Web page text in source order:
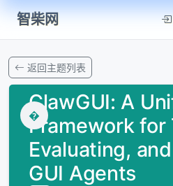
智柴网
返回主题列表
�
ClawGUI: A
Framework for
Evaluating,
GUI Agents